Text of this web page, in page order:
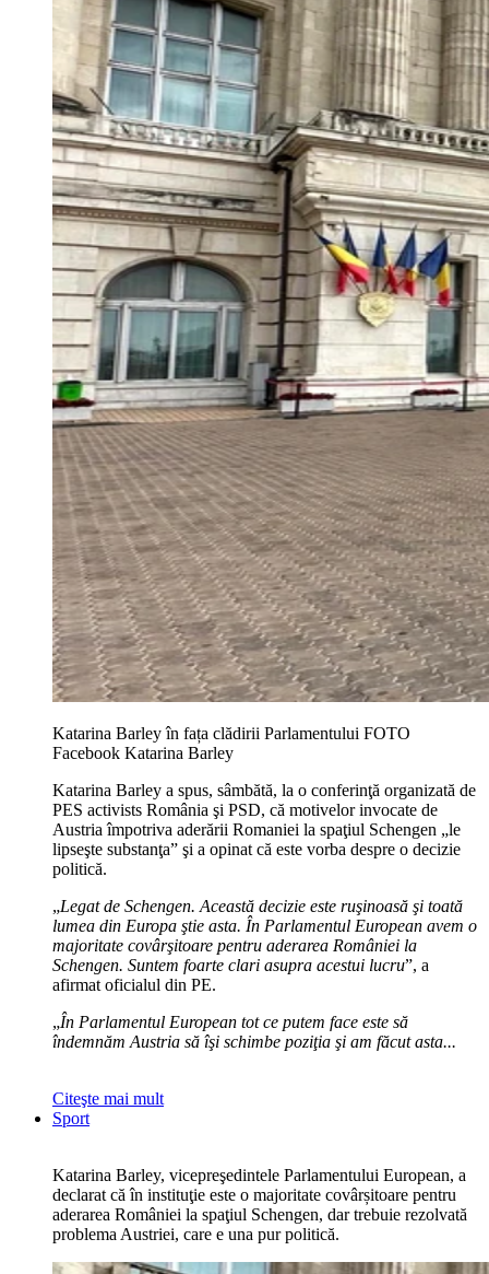
Katarina Barley în fața clădirii Parlamentului FOTO
Facebook Katarina Barley
Katarina Barley a spus, sâmbătă, la o conferinţă organizată de
PES activists România şi PSD, că motivelor invocate de
Austria împotriva aderării Romaniei la spaţiul Schengen „le
lipseşte substanţa” şi a opinat că este vorba despre o decizie
politică.
„Legat de Schengen. Această decizie este ruşinoasă şi toată
lumea din Europa ştie asta. În Parlamentul European avem o
majoritate covârşitoare pentru aderarea României la
Schengen. Suntem foarte clari asupra acestui lucru”, a
afirmat oficialul din PE.
„În Parlamentul European tot ce putem face este să
îndemnăm Austria să îşi schimbe poziţia şi am făcut asta...
Citeşte mai mult
Sport
Katarina Barley, vicepreşedintele Parlamentului European, a
declarat că în instituţie este o majoritate covârșitoare pentru
aderarea României la spaţiul Schengen, dar trebuie rezolvată
problema Austriei, care e una pur politică.